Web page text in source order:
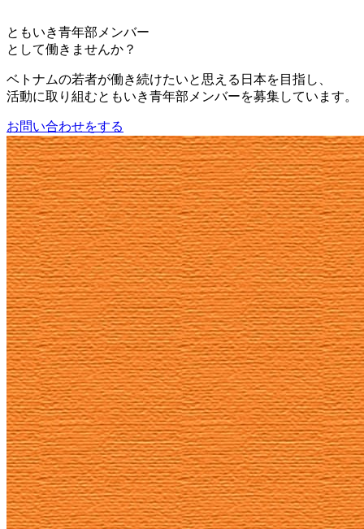
ともいき青年部メンバー
として働きませんか？
ベトナムの若者が働き続けたいと思える日本を目指し、
活動に取り組むともいき青年部メンバーを募集しています。
お問い合わせをする